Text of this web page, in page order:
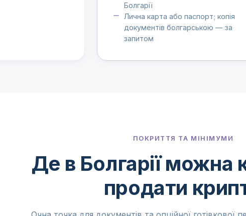
Болгарії
Лична карта або паспорт; копія
документів болгарською — за
запитом
ПОКРИТТЯ ТА МІНІМУМИ
Де в Болгарії можна
продати